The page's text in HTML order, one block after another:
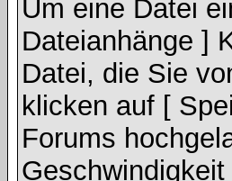
Um eine Datei
Dateianhänge ]
Datei, die Sie
klicken auf [
Forums